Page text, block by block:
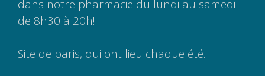
dans notre pharmacie du lundi au samedi
de 8h30 à 20h!
Site de paris, qui ont lieu chaque été.